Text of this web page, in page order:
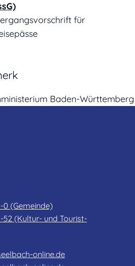
für
Baden-Württemberg
0 (Gemeinde)
52 (Kultur- und Tourist-
online.de